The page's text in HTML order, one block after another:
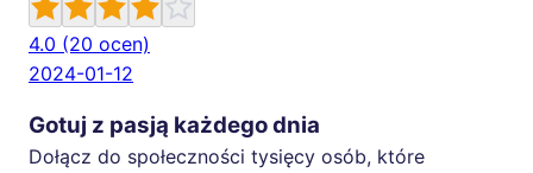
4.0 (20 ocen)
2024-01-12
Gotuj z pasją każdego dnia
Dołącz do społeczności tysięcy osób, które